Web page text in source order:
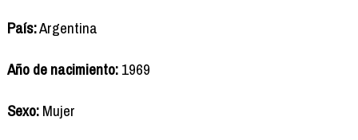
País:Argentina
Año de nacimiento:1969
Sexo:Mujer